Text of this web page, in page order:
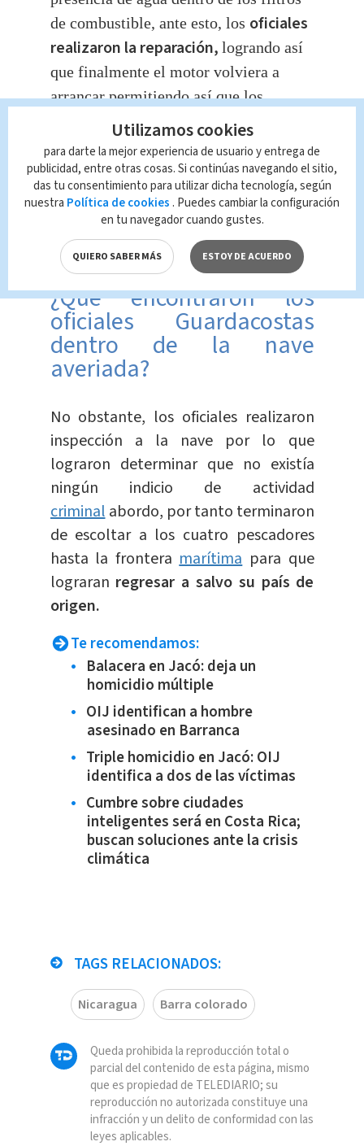
de combustible, ante esto, los oficiales
realizaron la reparación, logrando así
que finalmente el motor volviera a
arrancar permitiendo así que los
ocupantes pudiesen volver a utilizar su
embarque.
¿Qué encontraron los
oficiales Guardacostas
dentro de la nave
averiada?
No obstante, los oficiales realizaron
inspección a la nave por lo que
lograron determinar que no existía
ningún indicio de actividad
criminal abordo, por tanto terminaron
de escoltar a los cuatro pescadores
hasta la frontera marítima para que
lograran regresar a salvo su país de
origen.
Te recomendamos:
Balacera en Jacó: deja un
homicidio múltiple
OIJ identifican a hombre
asesinado en Barranca
Triple homicidio en Jacó: OIJ
identifica a dos de las víctimas
Cumbre sobre ciudades
inteligentes será en Costa Rica;
buscan soluciones ante la crisis
climática
TAGS RELACIONADOS:
Nicaragua Barra colorado
Queda prohibida la reproducción total o
parcial del contenido de esta página, mismo
que es propiedad de TELEDIARIO; su
reproducción no autorizada constituye una
infracción y un delito de conformidad con las
leyes aplicables.
Utilizamos cookies
para darte la mejor experiencia de usuario y entrega de
publicidad, entre otras cosas. Si continúas navegando el sitio,
das tu consentimiento para utilizar dicha tecnología, según
nuestra Política de cookies . Puedes cambiar la configuración
en tu navegador cuando gustes.
QUIERO SABER MÁS ESTOY DE ACUERDO